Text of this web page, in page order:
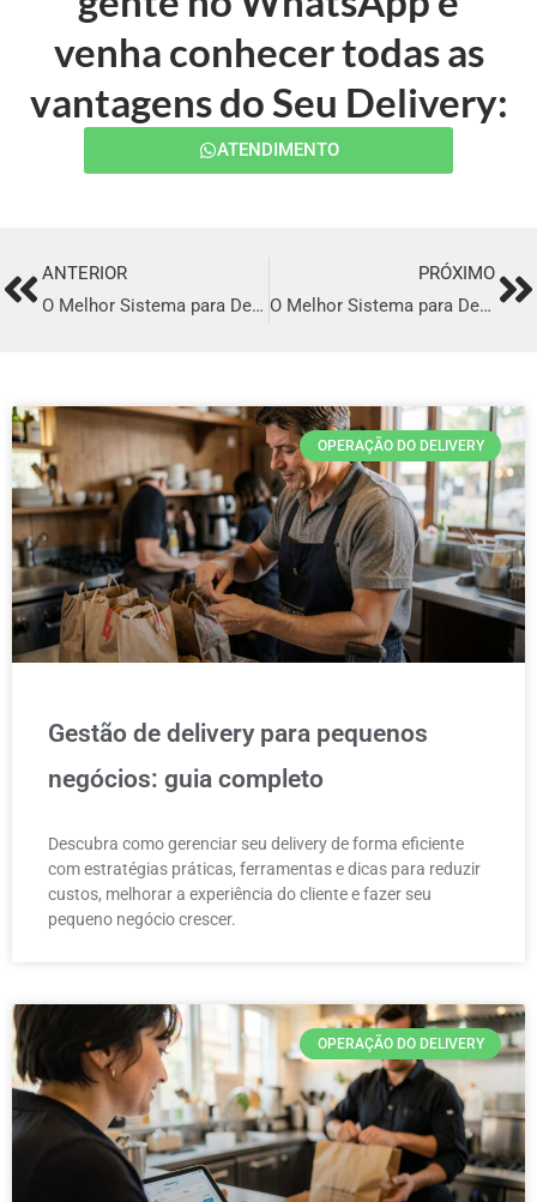
venha conhecer todas as
vantagens do Seu Delivery:
ATENDIMENTO
PrevANTERIOR
O Melhor Sistema para Delivery em Rondon do Pará
PRÓXIMO
O Melhor Sistema para Delivery em Marechal Cândido Rondon
OPERAÇÃO DO DELIVERY
Gestão de delivery para pequenos
negócios: guia completo
Descubra como gerenciar seu delivery de forma eficiente
com estratégias práticas, ferramentas e dicas para reduzir
custos, melhorar a experiência do cliente e fazer seu
pequeno negócio crescer.
OPERAÇÃO DO DELIVERY